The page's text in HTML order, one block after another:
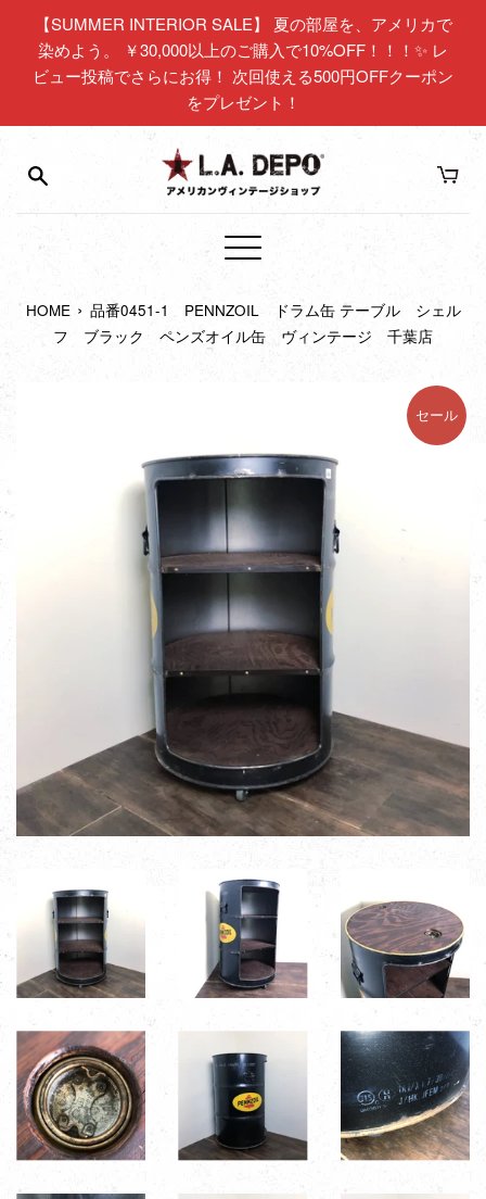
【SUMMER INTERIOR SALE】 夏の部屋を、アメリカで
染めよう。 ￥30,000以上のご購入で10%OFF！！！✨ レ
ビュー投稿でさらにお得！ 次回使える500円OFFクーポン
をプレゼント！
メ
ュ
ー
HOME › 品番0451-1 PENNZOIL ドラム缶 テーブル シェル
フ ブラック ペンズオイル缶 ヴィンテージ 千葉店
セール